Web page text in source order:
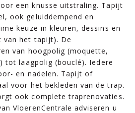
een knusse uitstraling. Tapijt
ook geluiddempend en
keuze in kleuren, dessins en
van het tapijt). De
van hoogpolig (moquette,
tot laagpolig (bouclé). Iedere
en nadelen. Tapijt of
voor het bekleden van de trap.
ook complete traprenovaties.
VloerenCentrale adviseren u